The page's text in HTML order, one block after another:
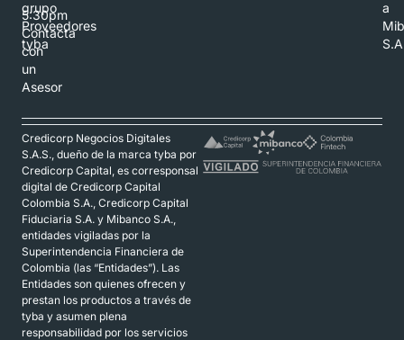
5:30pm
Contacta
con
un
Asesor
grupo
Proveedores
tyba
a
Credicorp Negocios Digitales
S.A.S., dueño de la marca tyba por
Credicorp Capital, es corresponsal
digital de Credicorp Capital
Colombia S.A., Credicorp Capital
Fiduciaria S.A. y Mibanco S.A.,
entidades vigiladas por la
Superintendencia Financiera de
Colombia (las “Entidades”). Las
Entidades son quienes ofrecen y
prestan los productos a través de
tyba y asumen plena
responsabilidad por los servicios